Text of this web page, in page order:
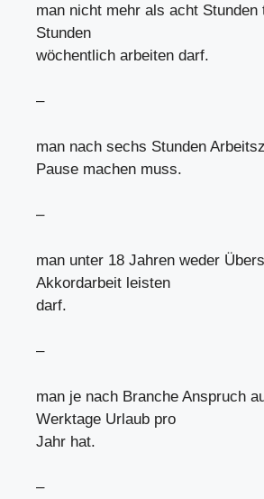
man nicht mehr als acht Stunden
Stunden
wöchentlich arbeiten darf.
–
man nach sechs Stunden
Pause machen muss.
–
man unter 18 Jahren weder
Akkordarbeit leisten
darf.
–
man je nach Branche Anspruch
Werktage Urlaub pro
Jahr hat.
–